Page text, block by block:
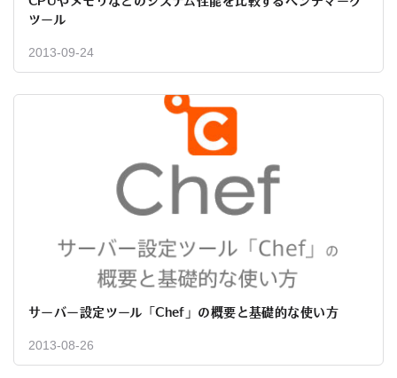
ツール
2013-09-24
サーバー設定ツール「Chef」の概要と基礎的な使い方
2013-08-26